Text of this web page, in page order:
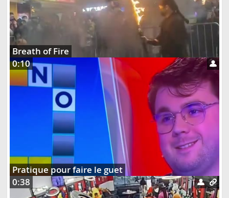
Breath of Fire
0:10
Pratique pour faire le guet
0:38